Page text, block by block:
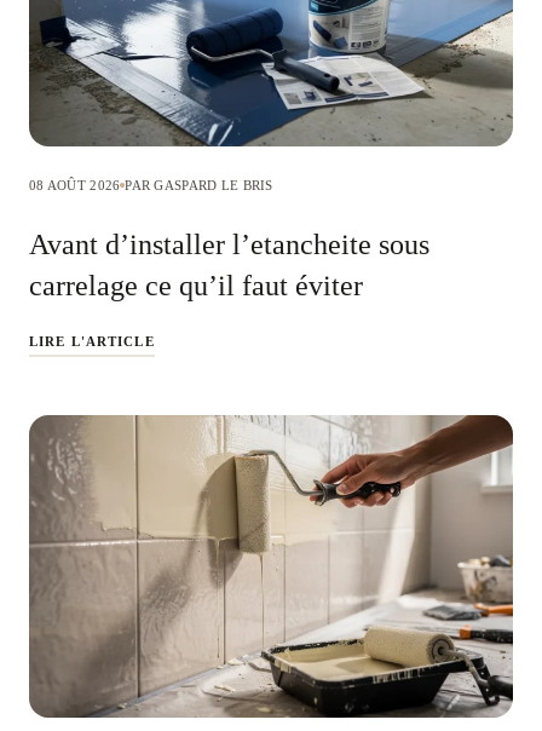
08 AOÛT 2026 PAR GASPARD LE BRIS
Avant d’installer l’etancheite sous
carrelage ce qu’il faut éviter
LIRE L'ARTICLE